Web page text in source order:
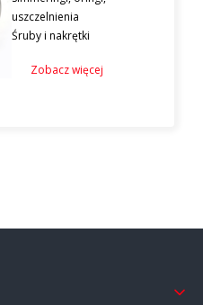
uszczelnienia
Śruby i nakrętki
Zobacz więcej